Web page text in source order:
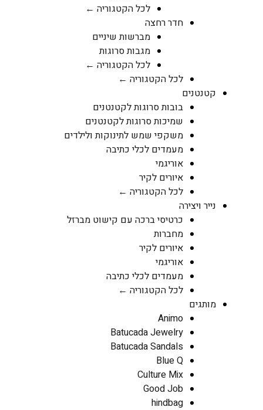
לכל הקטגוריה ←
חדר רחצה
מברשות שיניים
מגבות סרוגות
לכל הקטגוריה ←
לכל הקטגוריה ←
קטנטנים
בובות סרוגות לקטנטנים
שמיכות סרוגות לקטנטנים
משקפי שמש לתינוקות ולילדים
מעמדים לכלי כתיבה
אוריגמי
איורים לקיר
לכל הקטגוריה ←
נייר ויצירה
כרטיסי ברכה עם קישוט מברזל
מחברות
איורים לקיר
אוריגמי
מעמדים לכלי כתיבה
לכל הקטגוריה ←
מותגים
Animo
Batucada Jewelry
Batucada Sandals
Blue Q
Culture Mix
Good Job
hindbag